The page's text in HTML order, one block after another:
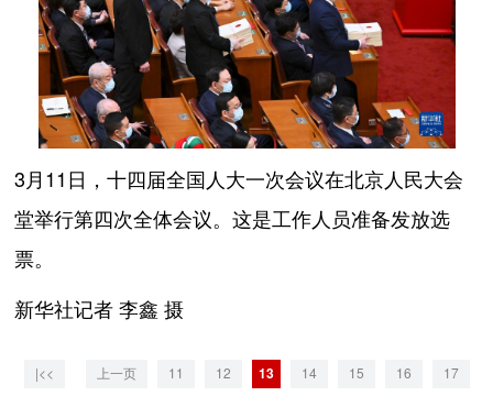
3月11日，十四届全国人大一次会议在北京人民大会
堂举行第四次全体会议。这是工作人员准备发放选
票。
新华社记者 李鑫 摄
|<< 上一页 11 12 13 14 15 16 17